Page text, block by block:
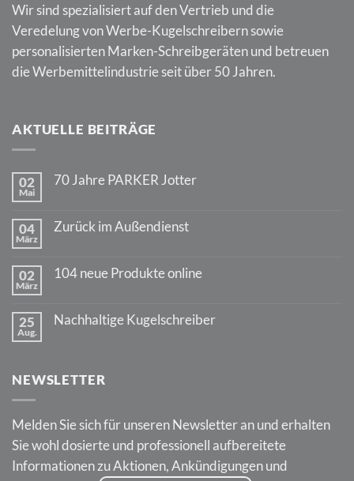
Wir sind spezialisiert auf den Vertrieb und die
Veredelung von Werbe-Kugelschreibern sowie
personalisierten Marken-Schreibgeräten und betreuen
die Werbemittelindustrie seit über 50 Jahren.
AKTUELLE BEITRÄGE
02
Mai
70 Jahre PARKER Jotter
70
04
März
Zurück im Außendienst
Zurück
02
März
104 neue Produkte online
104
25
Aug.
Nachhaltige Kugelschreiber
Kugelschreiber
NEWSLETTER
Melden Sie sich für unseren Newsletter an und erhalten
Sie wohl dosierte und professionell aufbereitete
Informationen zu Aktionen, Ankündigungen und